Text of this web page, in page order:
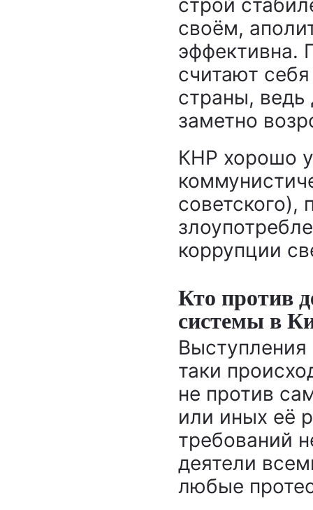
своём,
эффективна.
считают
страны, ведь
заметно
КНР хорошо
советского),
коррупции
Кто против
системы в
таки
не против
или иных её
требований
деятели
любые